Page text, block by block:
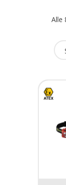
USB
Alle